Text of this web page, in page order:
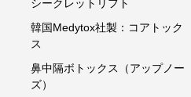
シークレットリフト
韓国Medytox社製：コアトック
ス
鼻中隔ボトックス（アップノー
ズ）